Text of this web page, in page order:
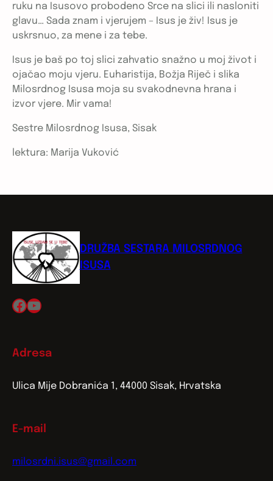
ruku na Isusovo probodeno Srce na slici ili nasloniti
glavu… Sada znam i vjerujem – Isus je živ! Isus je
uskrsnuo, za mene i za tebe.
Isus je baš po toj slici zahvatio snažno u moj život i
ojačao moju vjeru. Euharistija, Božja Riječ i slika
Milosrdnog Isusa moja su svakodnevna hrana i
izvor vjere. Mir vama!
Sestre Milosrdnog Isusa, Sisak
lektura: Marija Vuković
DRUŽBA SESTARA MILOSRDNOG
ISUSA
Facebook
YouTube
Adresa
Ulica Mije Dobranića 1, 44000 Sisak, Hrvatska
E-mail
milosrdni.isus@gmail.com